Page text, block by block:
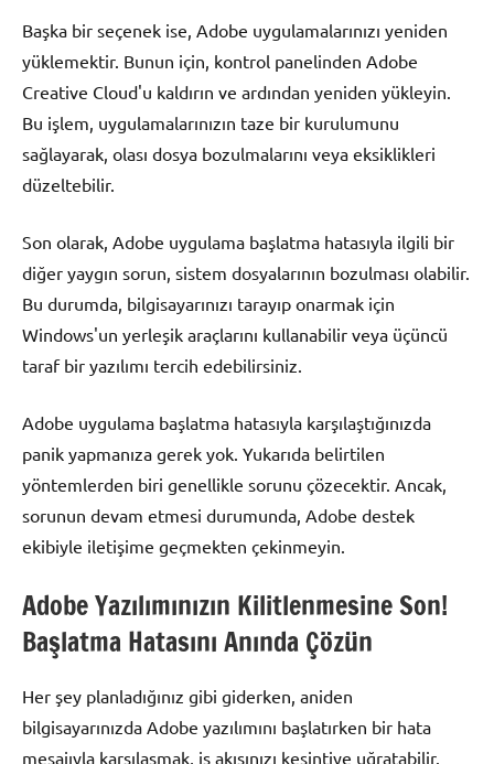
Başka bir seçenek ise, Adobe uygulamalarınızı yeniden
yüklemektir. Bunun için, kontrol panelinden Adobe
Creative Cloud'u kaldırın ve ardından yeniden yükleyin.
Bu işlem, uygulamalarınızın taze bir kurulumunu
sağlayarak, olası dosya bozulmalarını veya eksiklikleri
düzeltebilir.
Son olarak, Adobe uygulama başlatma hatasıyla ilgili bir
diğer yaygın sorun, sistem dosyalarının bozulması olabilir.
Bu durumda, bilgisayarınızı tarayıp onarmak için
Windows'un yerleşik araçlarını kullanabilir veya üçüncü
taraf bir yazılımı tercih edebilirsiniz.
Adobe uygulama başlatma hatasıyla karşılaştığınızda
panik yapmanıza gerek yok. Yukarıda belirtilen
yöntemlerden biri genellikle sorunu çözecektir. Ancak,
sorunun devam etmesi durumunda, Adobe destek
ekibiyle iletişime geçmekten çekinmeyin.
Adobe Yazılımınızın Kilitlenmesine Son!
Başlatma Hatasını Anında Çözün
Her şey planladığınız gibi giderken, aniden
bilgisayarınızda Adobe yazılımını başlatırken bir hata
mesajıyla karşılaşmak, iş akışınızı kesintiye uğratabilir.